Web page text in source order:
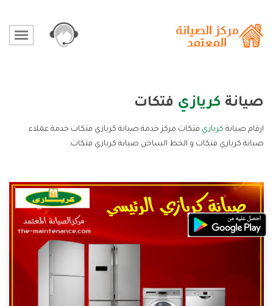
صيانة كريازي فتكات
ارقام صيانة كريازي فتكات مركز خدمة صيانة كريازي فتكات خدمة عملاء
صيانة كريازي فتكات و الخط الساخن صيانة كريازي فتكات.